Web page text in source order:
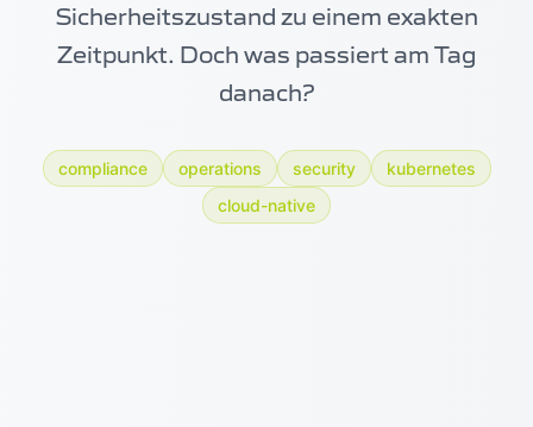
Sicherheitszustand zu einem exakten
Zeitpunkt. Doch was passiert am Tag
danach?
compliance operations security
kubernetes
cloud-native